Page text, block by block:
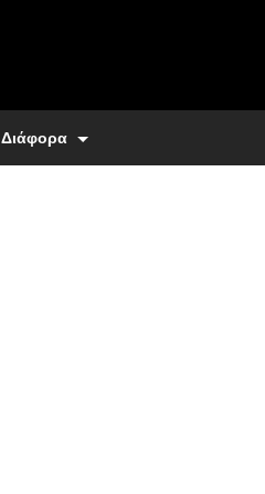
Διάφορα